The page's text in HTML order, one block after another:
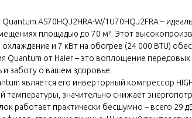
AS70HQJ2HRA-W/1U70HQJ2FRA –
площадью до 70 м². Этот
и 7 кВт на обогрев (24 000 BTU)
Quantum от Haier – это воплощение передовых
заботу о вашем здоровье.
является его инверторный компрессор
значительно снижает
работает практически бесшумно – всего 29